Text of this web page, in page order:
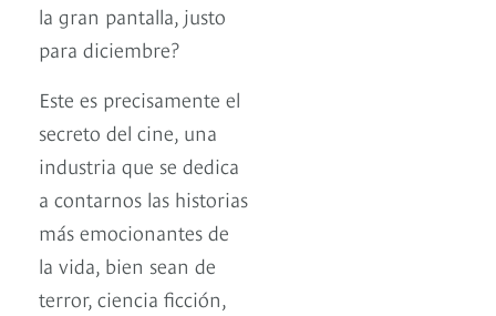
la gran pantalla, justo
para diciembre?
Este es precisamente el
secreto del cine, una
industria que se dedica
a contarnos las historias
más emocionantes de
la vida, bien sean de
terror, ciencia ficción,